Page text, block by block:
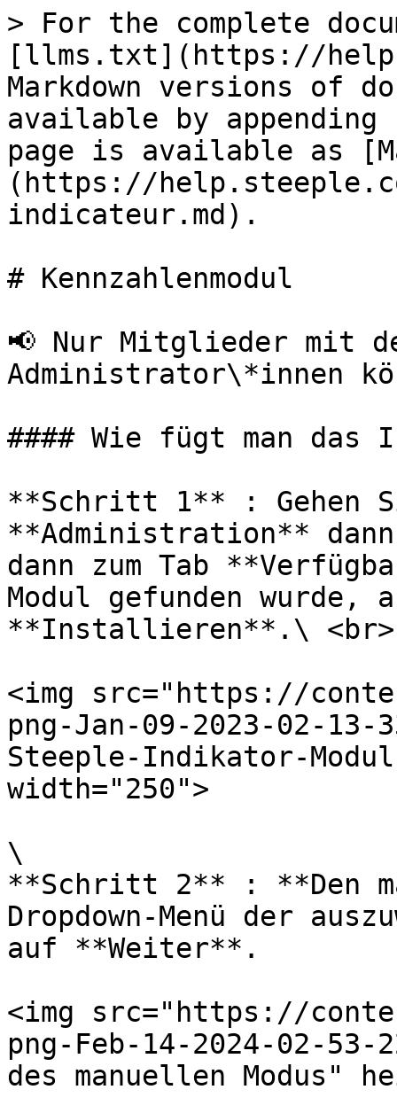
> For the complete
[llms.txt](https://
Markdown versions of
available by
page is available as
(https://
indicateur.md).
# Kennzahlenmodul
📢 Nur Mitglieder mit
Administrator\*innen
#### Wie fügt man das
**Schritt 1** : Gehen
**Administration**
dann zum Tab
Modul gefunden wurde,
**Installieren**.\ <br>
<img src="https://
png-Jan-09-2023-02-13-
Steeple-Indikator-
width="250">
\
**Schritt 2** : **Den
Dropdown-Menü der
auf **Weiter**.
<img src="https://
png-Feb-14-2024-02-53-
des manuellen Modus"